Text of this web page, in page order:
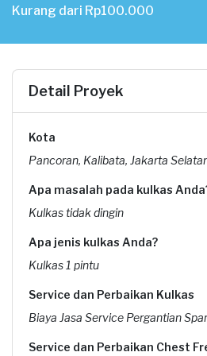
Kurang dari Rp100.000
Detail Proyek
Kota
Pancoran, Kalibata, Jakarta
Apa masalah pada kulkas
Kulkas tidak dingin
Apa jenis kulkas Anda?
Kulkas 1 pintu
Service dan Perbaikan Kulkas
Biaya Jasa Service Pergantian
Service dan Perbaikan Chest